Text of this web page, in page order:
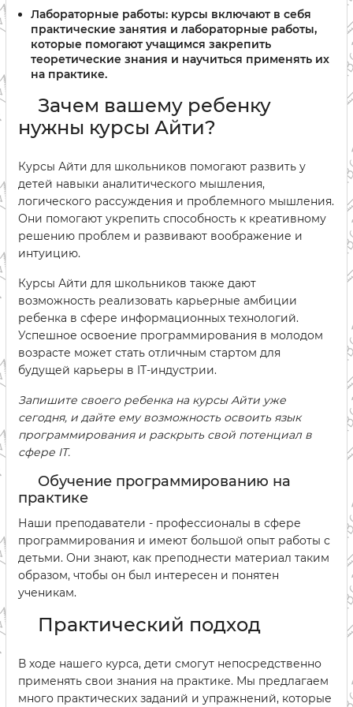
Лабораторные работы: курсы включают в себя
практические занятия и лабораторные работы,
которые помогают учащимся закрепить
теоретические знания и научиться применять их
на практике.
Зачем вашему ребенку
нужны курсы Айти?
Курсы Айти для школьников помогают развить у
детей навыки аналитического мышления,
логического рассуждения и проблемного мышления.
Они помогают укрепить способность к креативному
решению проблем и развивают воображение и
интуицию.
Курсы Айти для школьников также дают
возможность реализовать карьерные амбиции
ребенка в сфере информационных технологий.
Успешное освоение программирования в молодом
возрасте может стать отличным стартом для
будущей карьеры в IT-индустрии.
Запишите своего ребенка на курсы Айти уже
сегодня, и дайте ему возможность освоить язык
программирования и раскрыть свой потенциал в
сфере IT.
Обучение программированию на
практике
Наши преподаватели - профессионалы в сфере
программирования и имеют большой опыт работы с
детьми. Они знают, как преподнести материал таким
образом, чтобы он был интересен и понятен
ученикам.
Практический подход
В ходе нашего курса, дети смогут непосредственно
применять свои знания на практике. Мы предлагаем
много практических заданий и упражнений, которые